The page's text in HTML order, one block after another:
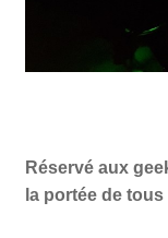
Réservé aux
la portée de tous